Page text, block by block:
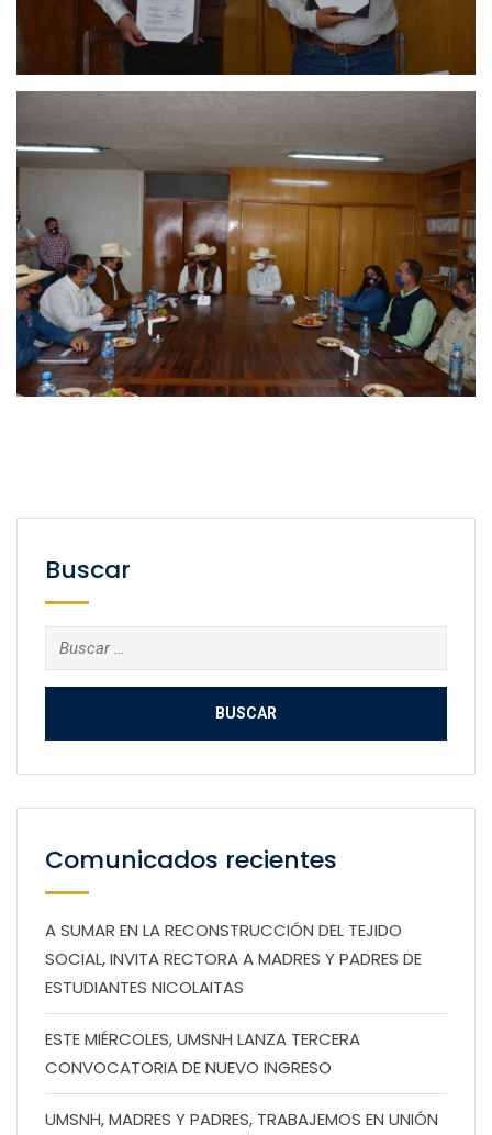
Buscar
Buscar:
Comunicados recientes
A SUMAR EN LA RECONSTRUCCIÓN DEL TEJIDO
SOCIAL, INVITA RECTORA A MADRES Y PADRES DE
ESTUDIANTES NICOLAITAS
ESTE MIÉRCOLES, UMSNH LANZA TERCERA
CONVOCATORIA DE NUEVO INGRESO
UMSNH, MADRES Y PADRES, TRABAJEMOS EN UNIÓN